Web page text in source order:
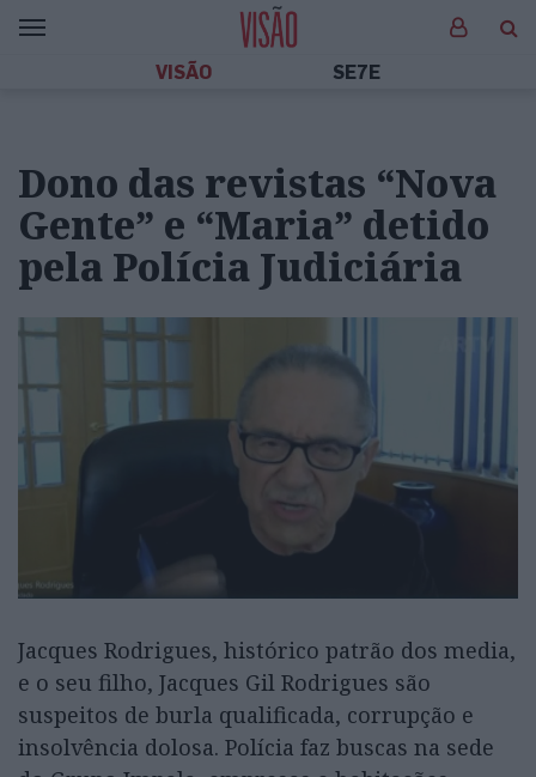
VISÃO SE7E
Dono das revistas “Nova
Gente” e “Maria” detido
pela Polícia Judiciária
Jacques Rodrigues, histórico patrão dos media,
e o seu filho, Jacques Gil Rodrigues são
suspeitos de burla qualificada, corrupção e
insolvência dolosa. Polícia faz buscas na sede